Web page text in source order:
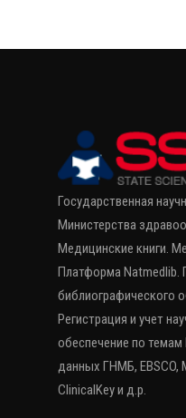
Государственная
Министерства
Медицинские книги.
Платформа Natmedlib.
библиографического
Регистрация и учет
обеспечение по
данных ГНМБ, EBSCO,
ClinicalKey и д.р.